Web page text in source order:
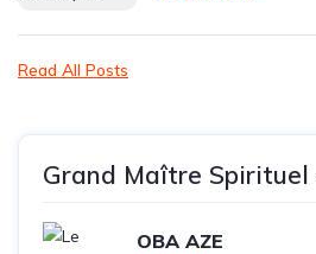
Read All Posts
Grand Maître Spirituel
OBA AZE